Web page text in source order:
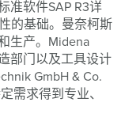
准软件SAP R3详
的基础。曼奈柯斯
生产。Midena
部门以及工具设计
GmbH & Co.
需求得到专业、